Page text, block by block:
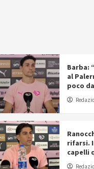
Barba:
al
poco
rifarsi.
capelli